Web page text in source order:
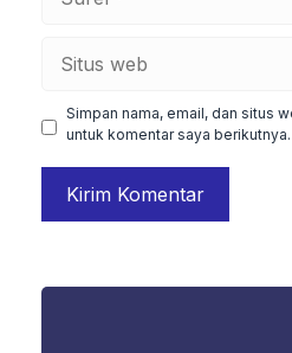
Simpan nama, email, dan situs
untuk komentar saya berikutnya.